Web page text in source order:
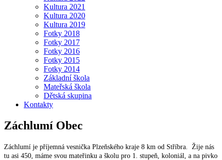
Kultura 2021
Kultura 2020
Kultura 2019
Fotky 2018
Fotky 2017
Fotky 2016
Fotky 2015
Fotky 2014
Základní škola
Mateřská škola
Dětská skupina
Kontakty
Záchlumí Obec
Záchlumí je příjemná vesnička Plzeňského kraje 8 km od Stříbra. Žije nás
tu asi 450, máme svou mateřinku a školu pro 1. stupeň, koloniál, a na pivko